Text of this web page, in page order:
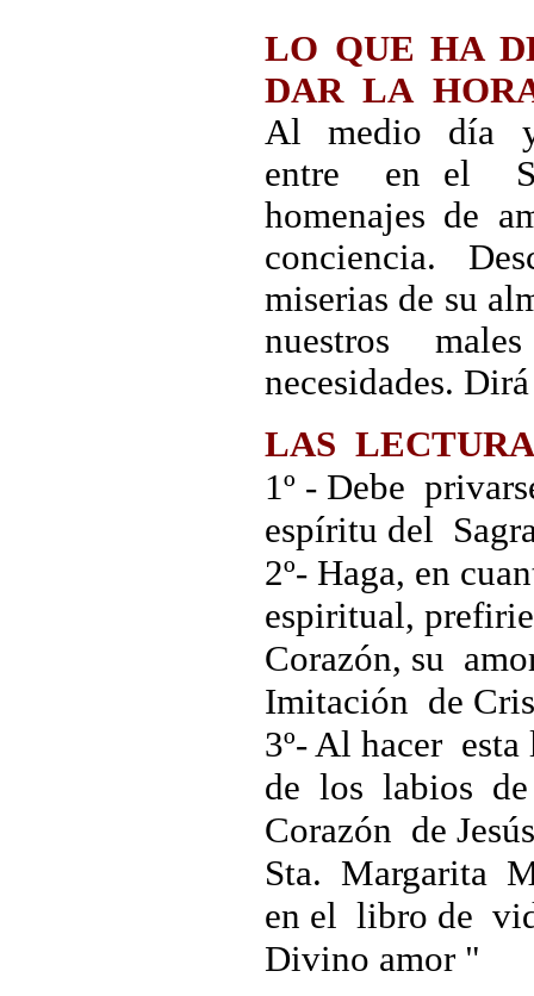
LO QUE HA
DAR LA
Al medio día
entre en el
homenajes
conciencia.
miserias de su
nuestros
necesidades.
LAS
1º - Debe
espíritu del
2º- Haga, en
espiritual,
Corazón, su
Imitación de
3º- Al hacer
de los labios
Corazón de
Sta. Margarita
en el libro de
Divino amor "